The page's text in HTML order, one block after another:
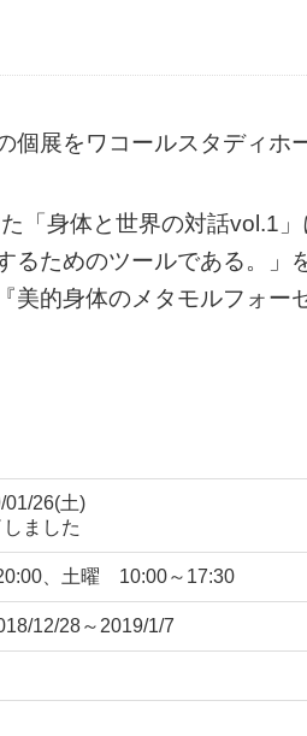
展をワコールスタディホ
「身体と世界の対話vol.1
るためのツールである。」
美的身体のメタモルフォー
01/26(土)
ました
、土曜 10:00～17:30
12/28～2019/1/7